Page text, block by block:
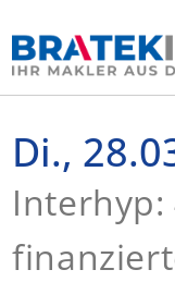
Di.,
Interhyp: